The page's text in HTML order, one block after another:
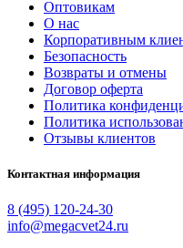
Оптовикам
О нас
Корпоративным
Безопасность
Возвраты и отмены
Договор оферта
Политика
Политика
Отзывы клиентов
Контактная информация
8 (495) 120-24-30
info@megacvet24.ru